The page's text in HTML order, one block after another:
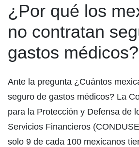
¿Por qué los
no contratan
gastos médicos?
Ante la pregunta ¿Cuántos
seguro de gastos médicos? La
para la Protección y Defensa de
Servicios Financieros
solo 9 de cada 100 mexicanos